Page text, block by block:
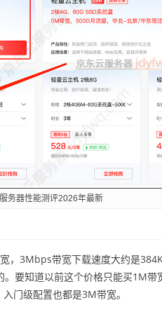
务器性能测评2026年最新
，3Mbps带宽下载速度大约是
要知道以前这个价格只能买1M
门级配置也都是3M带宽。